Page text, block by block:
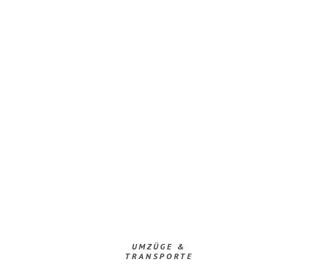
UMZÜGE &
TRANSPORTE